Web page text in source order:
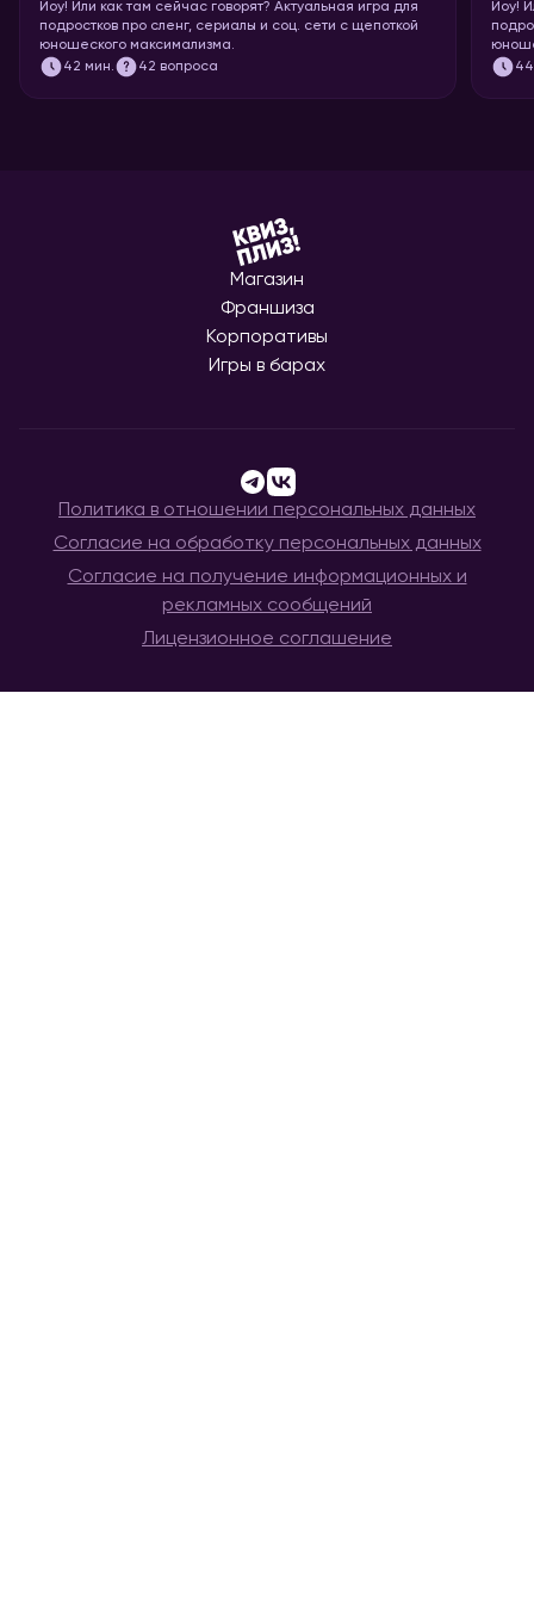
Йоу! Или как там сейчас говорят? Актуальная игра для
подростков про сленг, сериалы и соц. сети с щепоткой
юношеского максимализма.
42 мин. 42 вопроса
Йоу!
44
Магазин
Франшиза
Корпоративы
Игры в барах
Политика в отношении персональных данных
Согласие на обработку персональных данных
Согласие на получение информационных и
рекламных сообщений
Лицензионное соглашение